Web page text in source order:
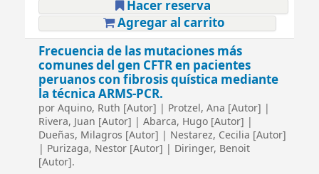
Hacer reserva
Agregar al carrito
Frecuencia de las mutaciones más
comunes del gen CFTR en pacientes
peruanos con fibrosis quística mediante
la técnica ARMS-PCR.
porAquino, Ruth [Autor] | Protzel, Ana [Autor] |
Rivera, Juan [Autor] | Abarca, Hugo[Autor] |
Dueñas, Milagros [Autor] | Nestarez, Cecilia [Autor]
| Purizaga, Nestor[Autor] | Diringer, Benoit
[Autor].